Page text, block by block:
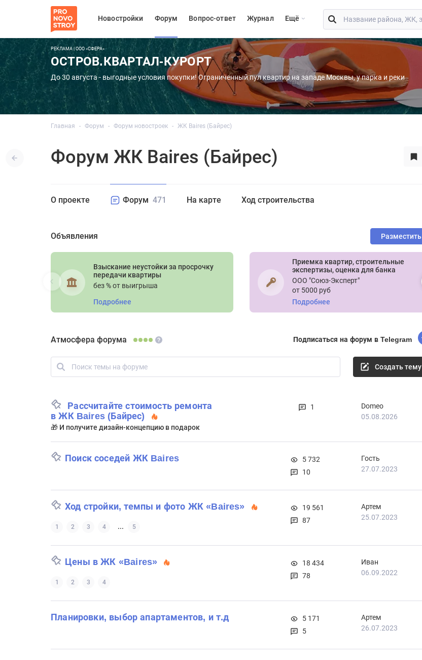
Новостройки Форум Вопрос-ответ Журнал Eщё
РЕКЛАМА | ООО «СФЕРА»
ОСТРОВ.КВАРТАЛ-КУРОРТ
До 30 августа - выгодные условия покупки! Ограниченный пул квартир на западе Москвы, у парка и реки
Главная Форум Форум новостроек ЖК Baires (Байрес)
Форум ЖК Baires (Байрес)
О проекте Форум 471 На карте Ход строительства
Объявления Разместить
Взыскание неустойки за просрочку
передачи квартиры
без % от выигрыша
Подробнее
Приемка квартир, строительные
экспертизы, оценка для банка
ООО "Союз-Эксперт"
от 5000 руб
Подробнее
Атмосфера форума Подписаться на форум в Telegram
Создать тему
Рассчитайте стоимость ремонта
в ЖК Baires (Байрес)
🎁 И получите дизайн-концепцию в подарок
1
Domeo
05.08.2026
Поиск соседей ЖК Baires
5 732
10
Гость
27.07.2023
Ход стройки, темпы и фото ЖК «Baires»
1 2 3 4 ... 5
19 561
87
Артем
25.07.2023
Цены в ЖК «Baires»
1 2 3 4
18 434
78
Иван
06.09.2022
Планировки, выбор апартаментов, и т.д
5 171
5
Артем
26.07.2023